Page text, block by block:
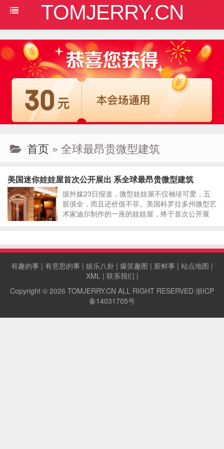
TOMJERRY.CN
首页 » 全球最昂贵微型建筑
美国迷你娃娃屋首次公开展出 系全球最昂贵微型建筑
据外媒23日报道，微型娃娃屋不仅袖珍可爱，五
脏俱全，而且还价值不菲。美国科罗拉多州微型艺
术家迪尔制作的一座的娃娃屋，终于首次公开展
有趣的事 | 有意思的事 | 娱乐八卦 | 爆笑趣图 | 新鲜事 | 站点地图 |
XML| 联系我们 |
Copyright © 2026 TOMJERRY.CN ALL RIGHT RESERVED 浙ICP
备14031705号